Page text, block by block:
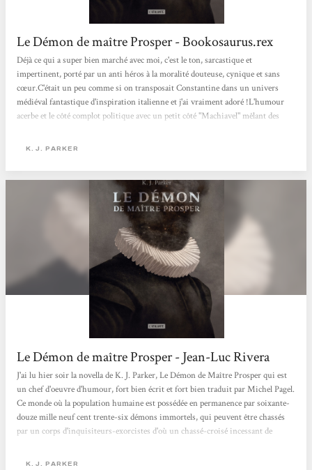
Le Démon de maître Prosper - Bookosaurus.rex
Déjà ce qui a super bien marché avec moi, c'est le ton, sarcastique et
impertinent, porté par un anti héros à la moralité douteuse, cynique et sans
cœur.C'était un peu comme si on transposait Constantine dans un univers
médiéval fantastique d'inspiration italienne et j'ai vraiment adoré !L'humour
acerbe et le côté complot politique avec un petit côté "Machiavel" mêlant des
me transporter dans cet univers sombre, tournant autour d'exorcismes et de
K. J. PARKER
Le Démon de maître Prosper - Jean-Luc Rivera
J'ai lu hier soir la novella de K. J. Parker, Le Démon de Maître Prosper qui est
un chef d'oeuvre d'humour, fort bien écrit et fort bien traduit par Michel Pagel.
Ce monde où la population humaine est possédée en permanence par soixante-
douze mille neuf cent trente-six démons immortels, qui peuvent être chassés
par un corps d'inquisiteurs-exorcistes d'où un chassé-croisé incessant de
deux d'entre eux car, à force de se rencontrer, il s'établit une certaine familiarité
K. J. PARKER